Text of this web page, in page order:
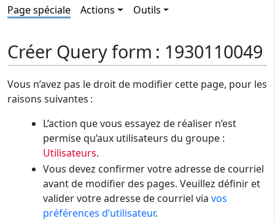
Page spéciale Actions Outils
Créer Query form : 1930110049
Vous n’avez pas le droit de modifier cette page, pour les
raisons suivantes :
L’action que vous essayez de réaliser n’est
permise qu’aux utilisateurs du groupe :
Utilisateurs.
Vous devez confirmer votre adresse de courriel
avant de modifier des pages. Veuillez définir et
valider votre adresse de courriel via vos
préférences d’utilisateur.